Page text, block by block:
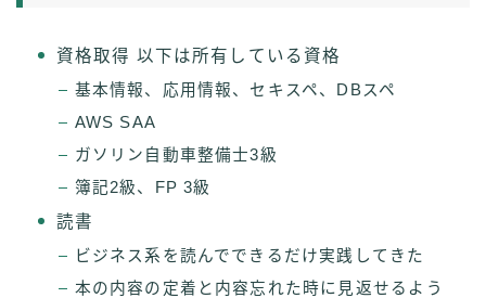
資格取得 以下は所有している資格
基本情報、応用情報、セキスペ、DBスペ
AWS SAA
ガソリン自動車整備士3級
簿記2級、FP 3級
読書
ビジネス系を読んでできるだけ実践してきた
本の内容の定着と内容忘れた時に見返せるよう